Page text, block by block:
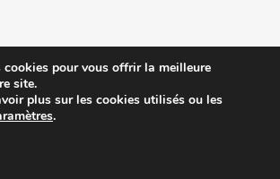
cookies pour vous offrir la meilleure
site.
plus sur les cookies utilisés ou les
.